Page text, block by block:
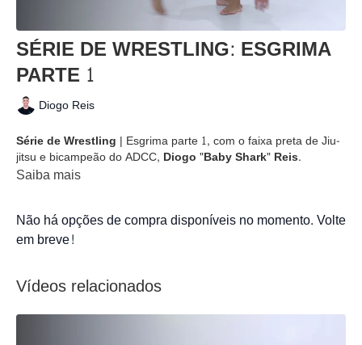
SÉRIE DE WRESTLING: ESGRIMA
PARTE 1
Diogo Reis
Série de Wrestling | Esgrima parte 1, com o faixa preta de Jiu-
jitsu e bicampeão do ADCC, Diogo "Baby Shark" Reis.
Saiba mais
Não há opções de compra disponíveis no momento. Volte
em breve!
Vídeos relacionados